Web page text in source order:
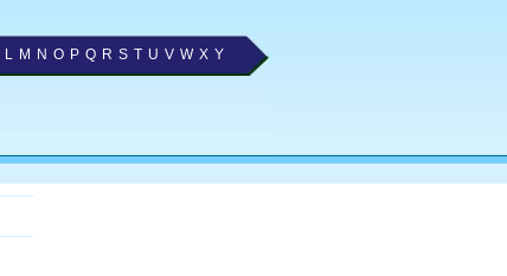
L M N O P Q R S T U V W X Y